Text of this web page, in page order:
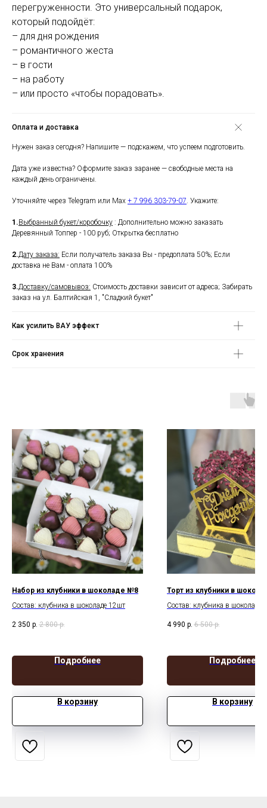
перегруженности. Это универсальный подарок,
который подойдёт:
– для дня рождения
– романтичного жеста
– в гости
– на работу
– или просто «чтобы порадовать».
Оплата и доставка
Нужен заказ сегодня? Напишите — подскажем, что успеем подготовить.
Дата уже известна? Оформите заказ заранее — свободные места на
каждый день ограничены.
Уточняйте через Telegram или Max + 7 996 303-79-07. Укажите:
1.Выбранный букет/коробочку : Дополнительно можно заказать
Деревянный Топпер - 100 руб; Открытка бесплатно
2.Дату заказа: Если получатель заказа Вы - предоплата 50%; Если
доставка не Вам - оплата 100%
3.Доставку/самовывоз: Стоимость доставки зависит от адреса; Забирать
заказ на ул. Балтийская 1, "Сладкий букет"
Как усилить ВАУ эффект
Срок хранения
Набор из клубники в шоколаде №8
Состав: клубника в шоколаде 12шт
2 350 р. 2 800 р.
Подробнее
В корзину
Торт из клубники в
Состав: клубника в шоколаде
4 990 р. 6 500 р.
Подробнее
В корзину